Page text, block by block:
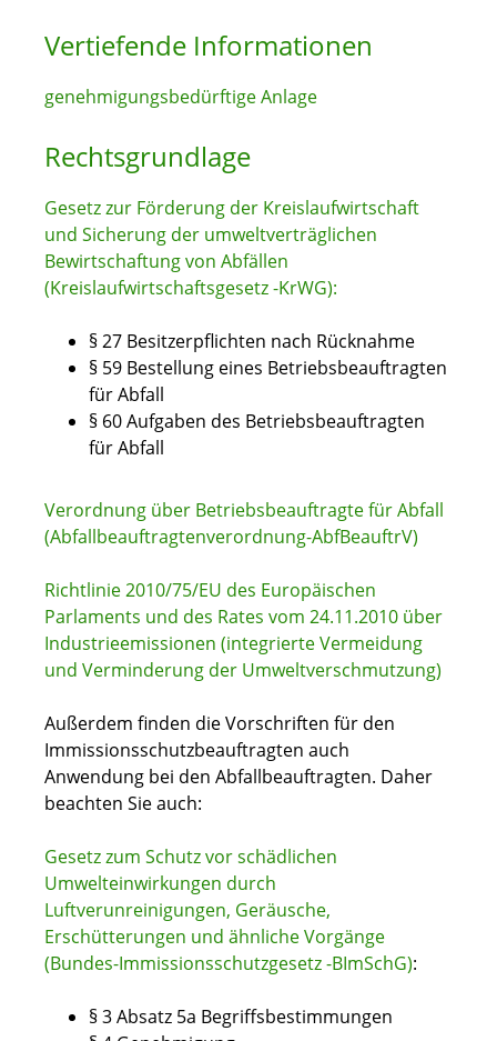
Vertiefende Informationen
genehmigungsbedürftige Anlage
Rechtsgrundlage
Gesetz zur Förderung der Kreislaufwirtschaft
und Sicherung der umweltverträglichen
Bewirtschaftung von Abfällen
(Kreislaufwirtschaftsgesetz -KrWG):
§ 27 Besitzerpflichten nach Rücknahme
§ 59 Bestellung eines Betriebsbeauftragten
für Abfall
§ 60 Aufgaben des Betriebsbeauftragten
für Abfall
Verordnung über Betriebsbeauftragte für Abfall
(Abfallbeauftragtenverordnung-AbfBeauftrV)
Richtlinie 2010/75/EU des Europäischen
Parlaments und des Rates vom 24.11.2010 über
Industrieemissionen (integrierte Vermeidung
und Verminderung der Umweltverschmutzung)
Außerdem finden die Vorschriften für den
Immissionsschutzbeauftragten auch
Anwendung bei den Abfallbeauftragten. Daher
beachten Sie auch:
Gesetz zum Schutz vor schädlichen
Umwelteinwirkungen durch
Luftverunreinigungen, Geräusche,
Erschütterungen und ähnliche Vorgänge
(Bundes-Immissionsschutzgesetz -BImSchG):
§ 3 Absatz 5a Begriffsbestimmungen